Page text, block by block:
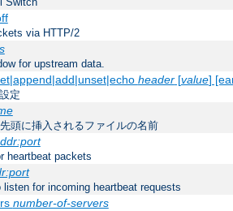
via HTTP/2
for upstream data.
header[value]
定
頭に挿入されるファイルの名前
heartbeat packets
for incoming heartbeat requests
number-of-servers